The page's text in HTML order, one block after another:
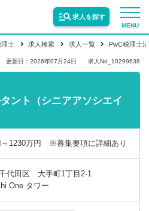
MENU
求人を探す
理士 求人検索 求人一覧 PwC税理士
更新日：2026年07月24日 求人No_10299638
ント（シニアアソシエイ
～1230万円 ※募集要項に詳細あり
代田区 大手町1丁目2-1
One タワー